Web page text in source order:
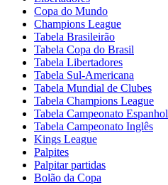
Copa do Mundo
Champions League
Tabela Brasileirão
Tabela Copa do Brasil
Tabela Libertadores
Tabela Sul-Americana
Tabela Mundial de Clubes
Tabela Champions League
Tabela Campeonato Espanhol
Tabela Campeonato Inglês
Kings League
Palpites
Palpitar partidas
Bolão da Copa